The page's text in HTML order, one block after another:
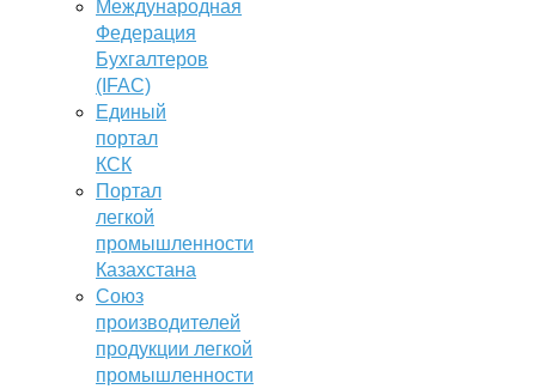
Международная
Федерация
Бухгалтеров
(IFAC)
Единый
портал
КСК
Портал
легкой
промышленности
Казахстана
Союз
производителей
продукции легкой
промышленности